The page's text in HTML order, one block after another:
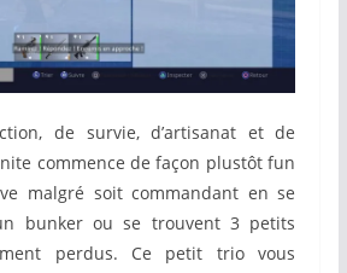
de survie, d’artisanat et de
commence de façon plustôt fun
malgré soit commandant en se
bunker ou se trouvent 3 petits
perdus. Ce petit trio vous